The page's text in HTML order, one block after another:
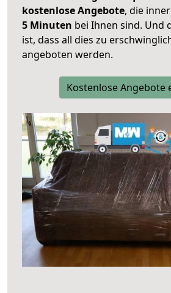
kostenlose Angebote, die
5 Minuten bei Ihnen sind. Und
ist, dass all dies zu
angeboten werden.
Kostenlose Angebote